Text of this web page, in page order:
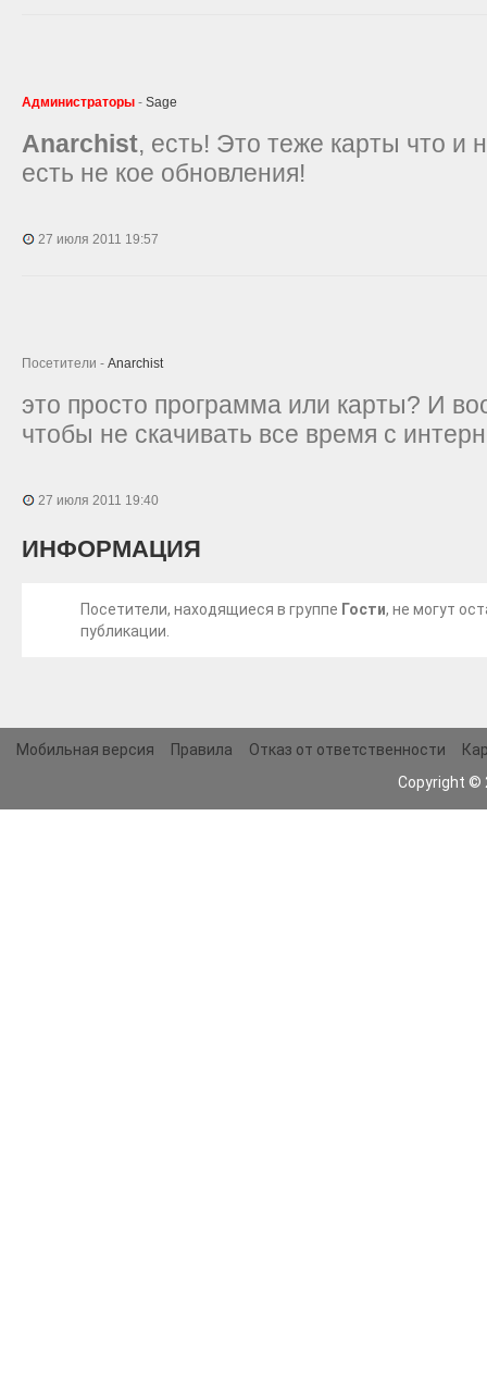
Администраторы - Sage
Anarchist, есть! Это теже карты что и
есть не кое обновления!
27 июля 2011 19:57
Посетители - Anarchist
это просто программа или карты? И
чтобы не скачивать все время с
27 июля 2011 19:40
ИНФОРМАЦИЯ
Посетители, находящиеся в группе Гости, не могут
публикации.
Мобильная версия Правила Отказ от ответственности
Copyright ©